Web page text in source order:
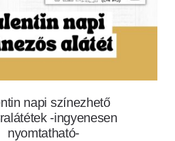
napi színezhető
-ingyenesen
nyomtatható-